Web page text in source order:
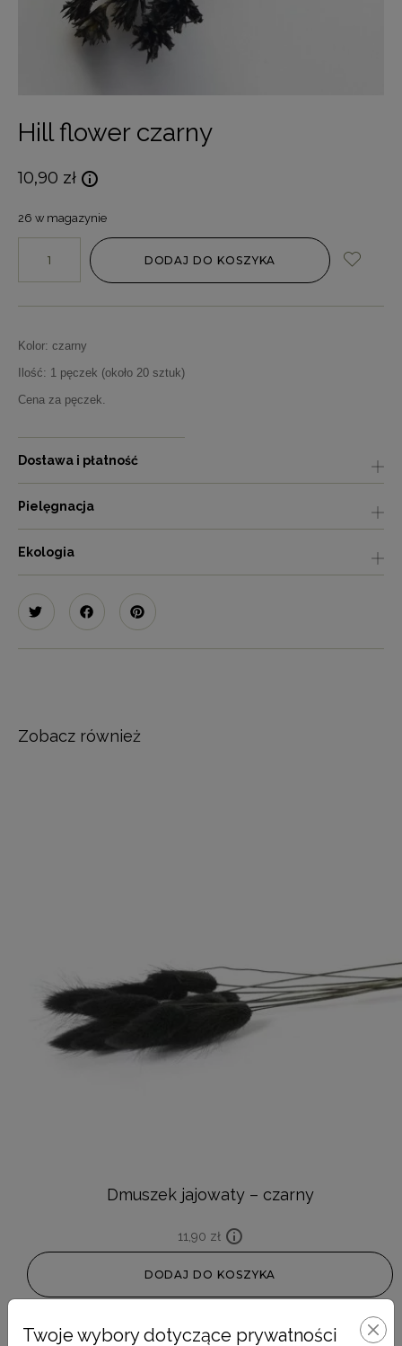
Hill flower czarny
10,90 zł
26 w magazynie
DODAJ DO KOSZYKA
Kolor: czarny
Ilość: 1 pęczek (około 20 sztuk)
Cena za pęczek.
Dostawa i płatność
Pielęgnacja
Ekologia
Zobacz również
Dmuszek jajowaty – czarny
11,90 zł
DODAJ DO KOSZYKA
Twoje wybory dotyczące prywatności